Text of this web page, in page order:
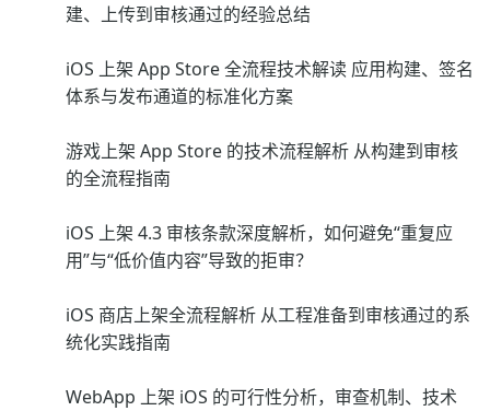
建、上传到审核通过的经验总结
iOS 上架 App Store 全流程技术解读 应用构建、签名
体系与发布通道的标准化方案
游戏上架 App Store 的技术流程解析 从构建到审核
的全流程指南
iOS 上架 4.3 审核条款深度解析，如何避免“重复应
用”与“低价值内容”导致的拒审？
iOS 商店上架全流程解析 从工程准备到审核通过的系
统化实践指南
WebApp 上架 iOS 的可行性分析，审查机制、技术